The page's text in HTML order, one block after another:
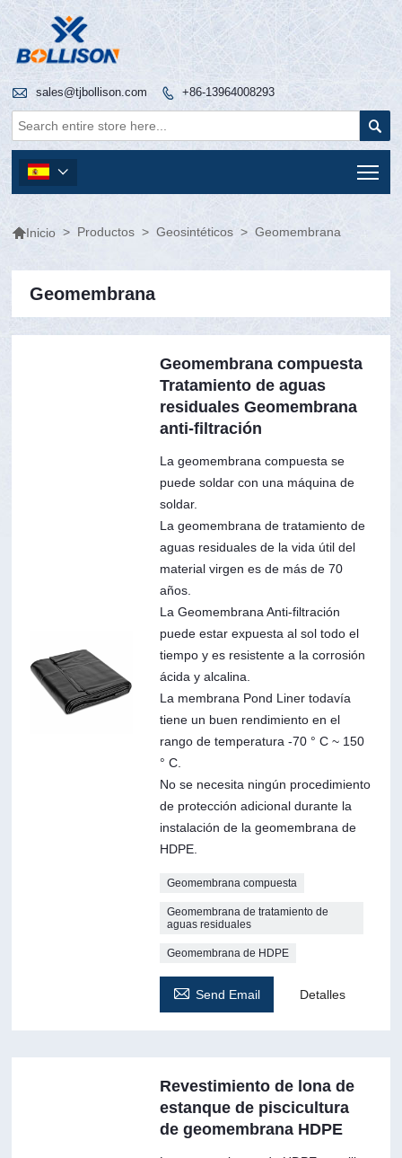
 sales@tjbollison.com  +86-13964008293


Inicio > Productos > Geosintéticos > Geomembrana
Geomembrana
Geomembrana compuesta
Tratamiento de aguas
residuales Geomembrana
anti-filtración
La geomembrana compuesta se
puede soldar con una máquina de
soldar.
La geomembrana de tratamiento de
aguas residuales de la vida útil del
material virgen es de más de 70
años.
La Geomembrana Anti-filtración
puede estar expuesta al sol todo el
tiempo y es resistente a la corrosión
ácida y alcalina.
La membrana Pond Liner todavía
tiene un buen rendimiento en el
rango de temperatura -70 ° C ~ 150
° C.
No se necesita ningún procedimiento
de protección adicional durante la
instalación de la geomembrana de
HDPE.
Geomembrana compuesta
Geomembrana de tratamiento de
aguas residuales
Geomembrana de HDPE
 Send Email Detalles
Revestimiento de lona de
estanque de piscicultura
de geomembrana HDPE